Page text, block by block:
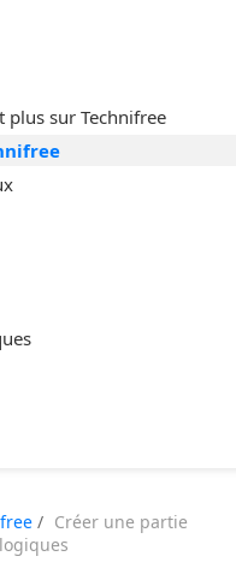
plus sur Technifree
/ Créer une partie